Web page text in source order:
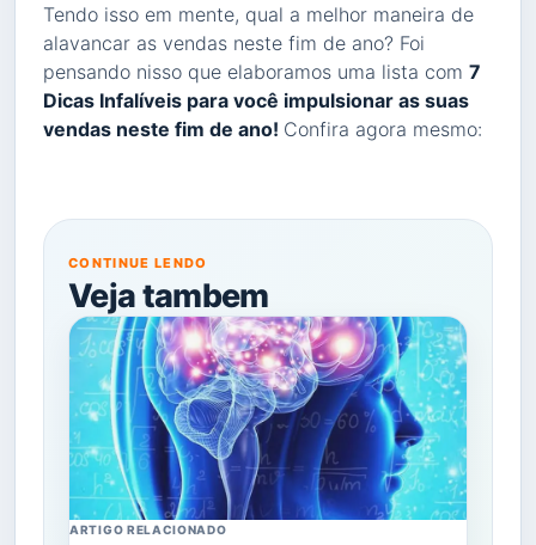
Tendo isso em mente, qual a melhor maneira de
alavancar as vendas neste fim de ano? Foi
pensando nisso que elaboramos uma lista com 7
Dicas Infalíveis para você impulsionar as suas
vendas neste fim de ano! Confira agora mesmo:
CONTINUE LENDO
Veja tambem
ARTIGO RELACIONADO